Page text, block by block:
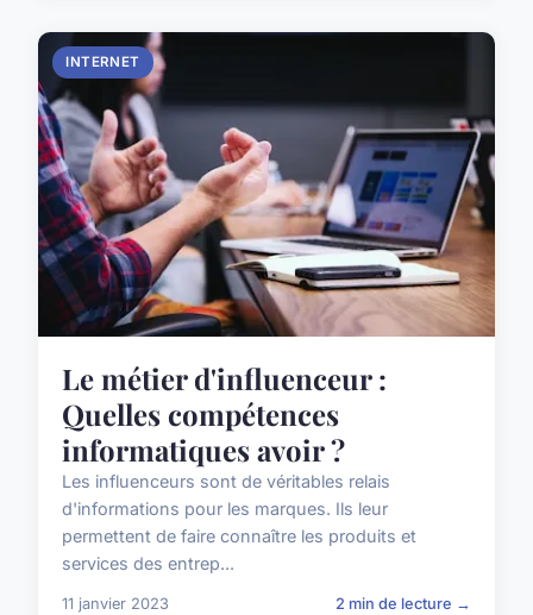
INTERNET
Le métier d'influenceur :
Quelles compétences
informatiques avoir ?
Les influenceurs sont de véritables relais
d'informations pour les marques. Ils leur
permettent de faire connaître les produits et
services des entrep...
11 janvier 2023 2 min de lecture →